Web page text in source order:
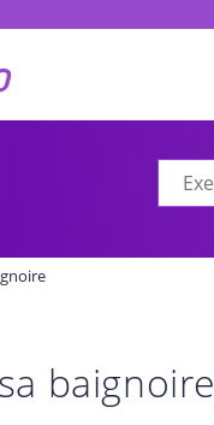
baignoire